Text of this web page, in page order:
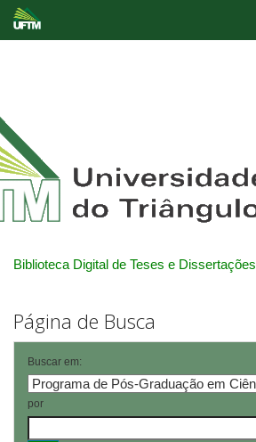
Biblioteca Digital de Teses e Dissertações
Página de Busca
Buscar em:
por